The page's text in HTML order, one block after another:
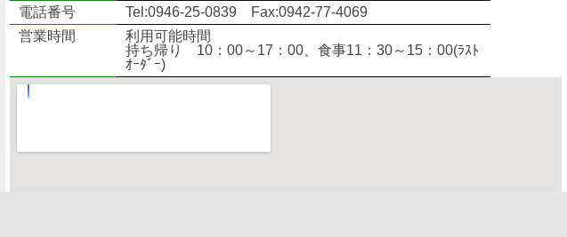
電話番号
Tel:0946-25-0839 Fax:0942-77-4069
営業時間
利用可能時間
持ち帰り 10：00～17：00、食事11：30～15：00(ﾗｽﾄ
ｵｰﾀﾞｰ)